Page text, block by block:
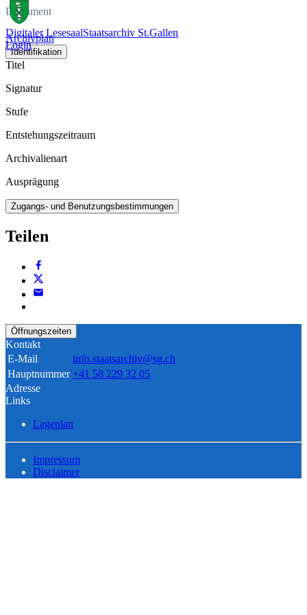
Digitaler LesesaalStaatsarchiv St.Gallen
Login
Dokument
Archivplan
Identifikation
Titel
Signatur
Stufe
Entstehungszeitraum
Archivalienart
Ausprägung
Zugangs- und Benutzungsbestimmungen
Teilen
Öffnungszeiten
Kontakt
E-Mail
info.staatsarchiv@sg.ch
Hauptnummer +41 58 229 32 05
Adresse
Links
Lageplan
Impressum
Disclaimer